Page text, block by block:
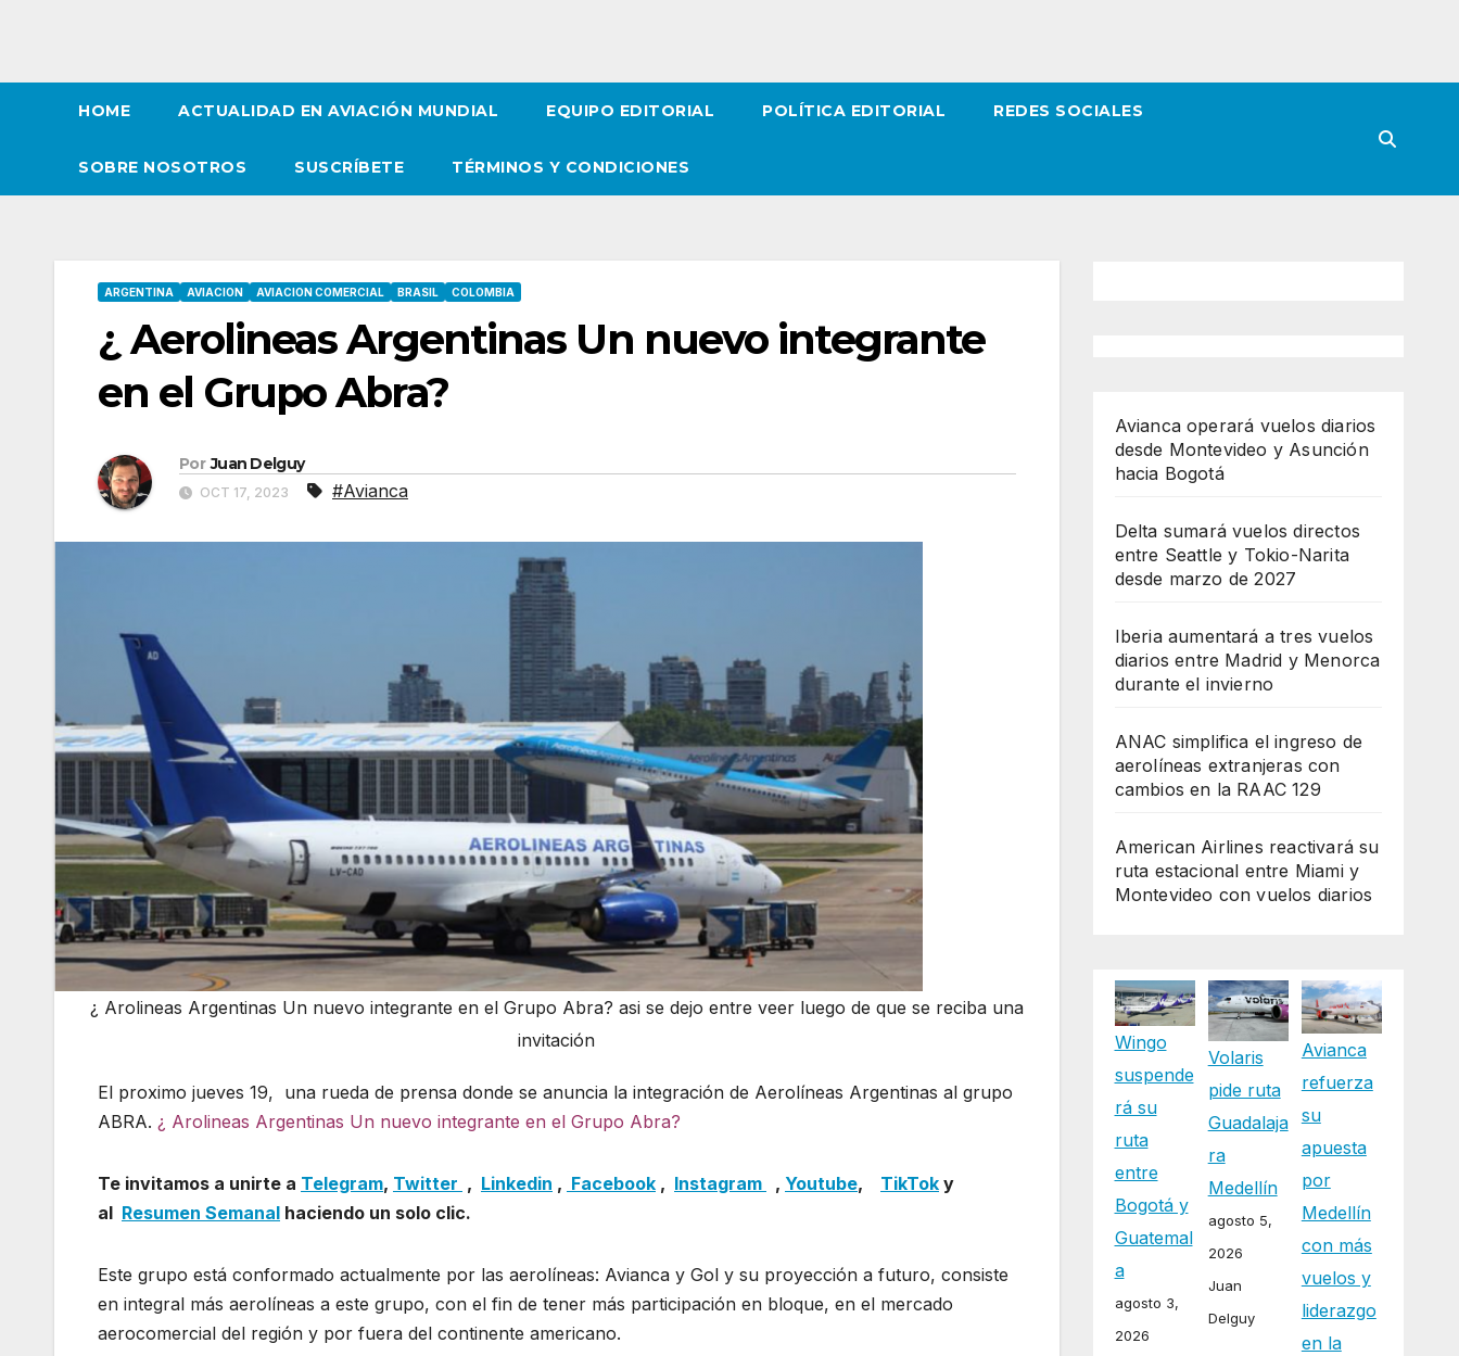
HOME ACTUALIDAD EN AVIACIÓN MUNDIAL EQUIPO EDITORIAL POLÍTICA EDITORIAL REDES SOCIALES
SOBRE NOSOTROS SUSCRÍBETE TÉRMINOS Y CONDICIONES
ARGENTINA AVIACION AVIACION COMERCIAL BRASIL COLOMBIA
¿ Aerolineas Argentinas Un nuevo integrante
en el Grupo Abra?
Por Juan Delguy
OCT 17, 2023 #Avianca
¿ Arolineas Argentinas Un nuevo integrante en el Grupo Abra? asi se dejo entre veer luego de que se reciba una
invitación
El proximo jueves 19, una rueda de prensa donde se anuncia la integración de Aerolíneas Argentinas al grupo
ABRA. ¿ Arolineas Argentinas Un nuevo integrante en el Grupo Abra?
Te invitamos a unirte a Telegram, Twitter , Linkedin , Facebook , Instagram , Youtube, TikTok y
al Resumen Semanal haciendo un solo clic.
Este grupo está conformado actualmente por las aerolíneas: Avianca y Gol y su proyección a futuro, consiste
en integral más aerolíneas a este grupo, con el fin de tener más participación en bloque, en el mercado
aerocomercial del región y por fuera del continente americano.
Avianca operará vuelos diarios
desde Montevideo y Asunción
hacia Bogotá
Delta sumará vuelos directos
entre Seattle y Tokio-Narita
desde marzo de 2027
Iberia aumentará a tres vuelos
diarios entre Madrid y Menorca
durante el invierno
ANAC simplifica el ingreso de
aerolíneas extranjeras con
cambios en la RAAC 129
American Airlines reactivará su
ruta estacional entre Miami y
Montevideo con vuelos diarios
Wingo
suspende
rá su
ruta
entre
Bogotá y
Guatemal
a
agosto 3,
2026
Volaris
pide ruta
Guadalaja
ra
Medellín
agosto 5,
2026
Juan
Delguy
Avianca
refuerza
su
apuesta
por
Medellín
con más
vuelos y
liderazgo
en la